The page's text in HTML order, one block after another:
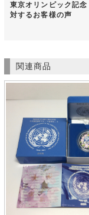
東京オリンピック記
対するお客様の声
関連商品